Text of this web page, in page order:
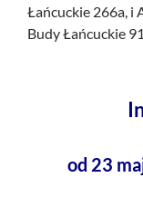
Łańcuckie 266a, i
Budy Łańcuckie
od 23